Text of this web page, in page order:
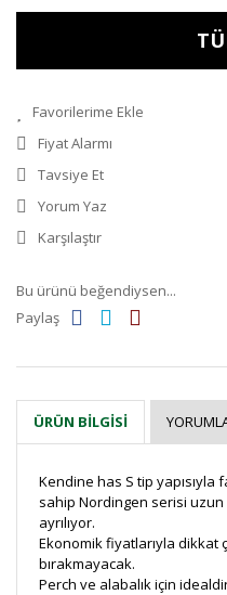
Fiyat Alarmı
Tavsiye Et
Yorum Yaz
Karşılaştır
Bu ürünü beğendiysen...
Paylaş
ÜRÜN BILGISI
Kendine has S tip
sahip Nordingen serisi
ayrılıyor.
Ekonomik fiyatlarıyla dikkat
bırakmayacak.
Perch ve alabalık için